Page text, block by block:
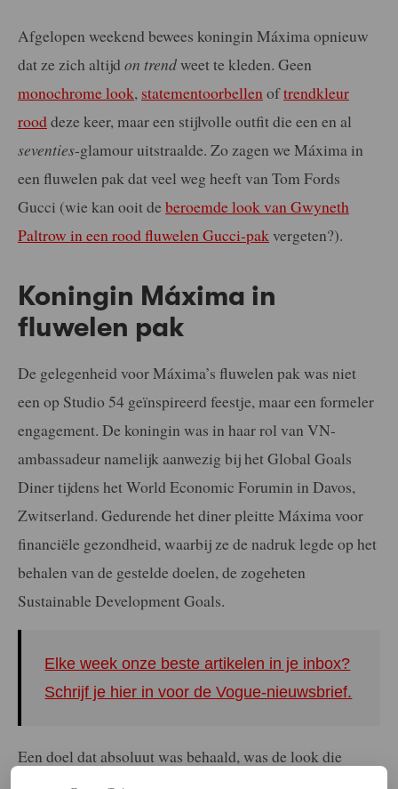
Afgelopen weekend bewees koningin Máxima opnieuw
dat ze zich altijd on trendweet te kleden. Geen
monochrome look, statementoorbellen oftrendkleur
rooddeze keer, maar een stijlvolle outfit die een en al
seventies-glamour uitstraalde. Zo zagen we Máxima in
een fluwelen pak dat veel weg heeft van Tom Fords
Gucci (wie kan ooit de beroemde look van Gwyneth
Paltrow in een rood fluwelen Gucci-pak vergeten?).
Koningin Máxima in
fluwelen pak
De gelegenheid voor Máxima’s fluwelen pak was niet
een op Studio 54 geïnspireerd feestje, maar een formeler
engagement. De koningin was in haar rol van VN-
ambassadeur namelijk aanwezig bij het Global Goals
Diner tijdens het World Economic Forumin in Davos,
Zwitserland. Gedurende het diner pleitte Máxima voor
financiële gezondheid, waarbij ze de nadruk legde op het
behalen van de gestelde doelen, de zogeheten
Sustainable Development Goals.
Elke week onze beste artikelen in je inbox?
Schrijf je hier in voor de Vogue-nieuwsbrief.
Een doel dat absoluut was behaald, was de look die
Máxima voor de avond koos. Haar donkerbruine, bijna